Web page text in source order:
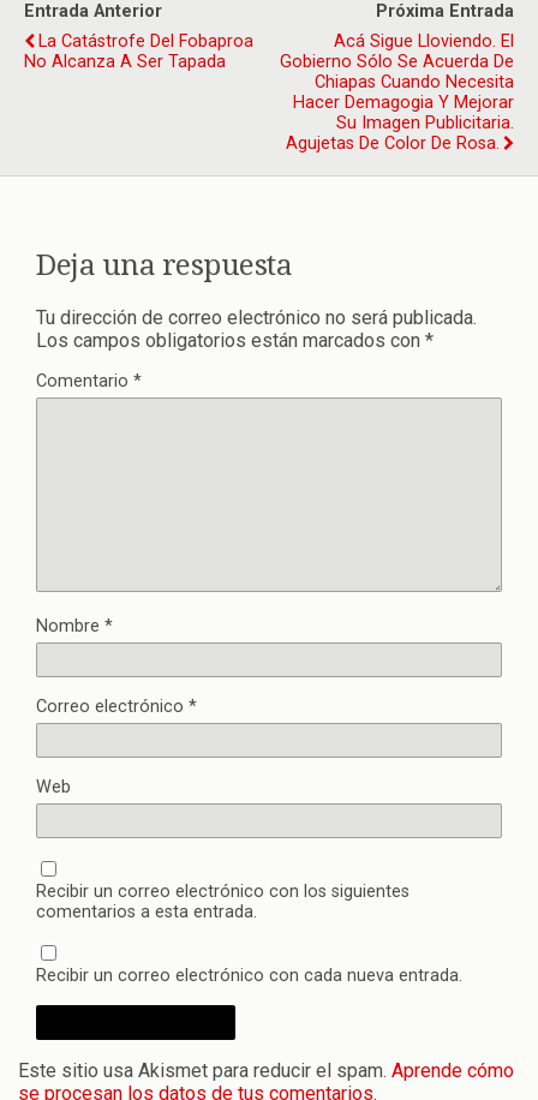
Entrada Anterior
La Catástrofe Del Fobaproa
No Alcanza A Ser Tapada
Próxima Entrada
Acá Sigue Lloviendo. El
Gobierno Sólo Se Acuerda De
Chiapas Cuando Necesita
Hacer Demagogia Y Mejorar
Su Imagen Publicitaria.
Agujetas De Color De Rosa.
Deja una respuesta
Tu dirección de correo electrónico no será publicada.
Los campos obligatorios están marcados con *
Comentario *
Nombre *
Correo electrónico *
Web
Recibir un correo electrónico con los siguientes
comentarios a esta entrada.
Recibir un correo electrónico con cada nueva entrada.
Este sitio usa Akismet para reducir el spam. Aprende cómo
se procesan los datos de tus comentarios.